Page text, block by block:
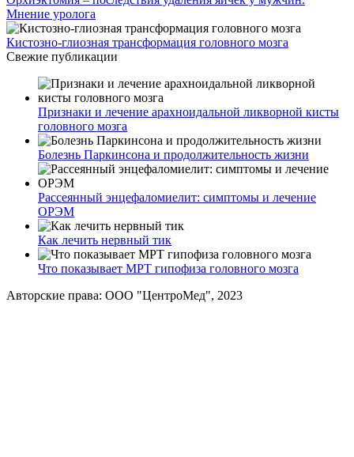
Мнение уролога
Кистозно-глиозная трансформация головного мозга
Свежие публикации
Признаки и лечение арахноидальной ликворной кисты
головного мозга
Болезнь Паркинсона и продолжительность жизни
Рассеянный энцефаломиелит: симптомы и лечение
ОРЭМ
Как лечить нервный тик
Что показывает МРТ гипофиза головного мозга
Авторские права: ООО "ЦентроМед", 2023